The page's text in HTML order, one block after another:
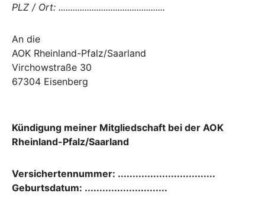
PLZ / Ort: .............................................
An die
AOK Rheinland-Pfalz/Saarland
Virchowstraße 30
67304 Eisenberg
Kündigung meiner Mitgliedschaft bei der AOK
Rheinland-Pfalz/Saarland
Versichertennummer: .................................
Geburtsdatum: ............................